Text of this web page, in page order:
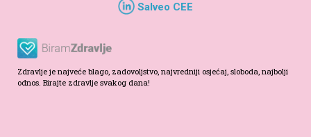
Salveo CEE
Zdravlje je najveće blago, zadovoljstvo, najvredniji osjećaj, sloboda, najbolji
odnos. Birajte zdravlje svakog dana!